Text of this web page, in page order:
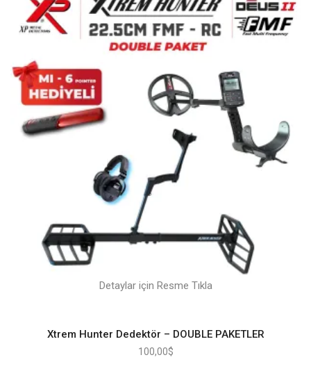
Detaylar için Resme Tıkla
Xtrem Hunter Dedektör – DOUBLE PAKETLER
100,00$